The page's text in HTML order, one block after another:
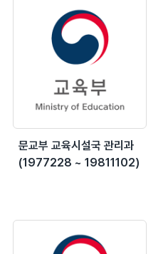
문교부 교육시설국 관리과
(1977228 ~ 19811102)